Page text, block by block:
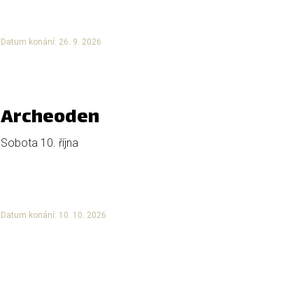
Datum konání: 26. 9. 2026
Archeoden
Sobota 10. října
Datum konání: 10. 10. 2026